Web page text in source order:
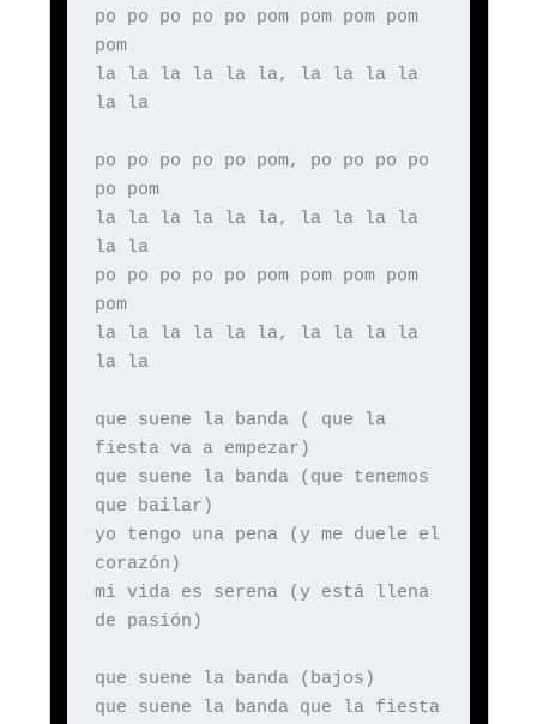
po po po po po pom pom pom pom
pom
la la la la la la, la la la la
la la
po po po po po pom, po po po po
po pom
la la la la la la, la la la la
la la
po po po po po pom pom pom pom
pom
la la la la la la, la la la la
la la
que suene la banda ( que la
fiesta va a empezar)
que suene la banda (que tenemos
que bailar)
yo tengo una pena (y me duele el
corazón)
mi vida es serena (y está llena
de pasión)
que suene la banda (bajos)
que suene la banda que la fiesta